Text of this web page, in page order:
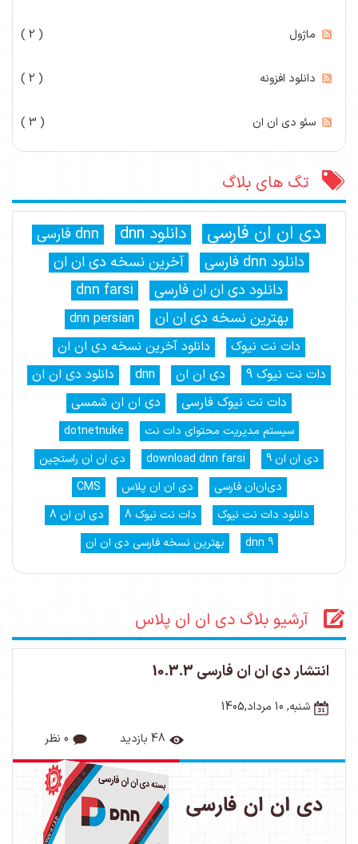
ماژول ( 2 )
دانلود افزونه ( 2 )
سئو دی ان ان ( 3 )
تگ های بلاگ
دی ان ان فارسی دانلود dnn
dnn فارسی
دانلود dnn فارسی
آخرین نسخه دی ان ان
دانلود دی ان ان فارسی
dnn farsi
بهترین نسخه دی ان ان
dnn persian
دات نت نیوک
دانلود آخرین نسخه دی ان ان
دات نت نیوک 9
دی ان ان dnn
دانلود دی ان ان
دات نت نیوک فارسی
دی ان ان شمسی
سیستم مدیریت محتوای دات نت
dotnetnuke
دی ان ان 9
download dnn farsi
دی ان ان راستچین
دی‌ان‌ان فارسی
دی ان ان پلاس
CMS
دانلود دات نت نیوک
دات نت نیوک 8
دی ان ان 8
dnn 9
بهترین نسخه فارسی دی ان ان
آرشیو بلاگ دی ان ان پلاس
انتشار دی ان ان فارسی 10.3.3
شنبه, 10 مرداد,1405